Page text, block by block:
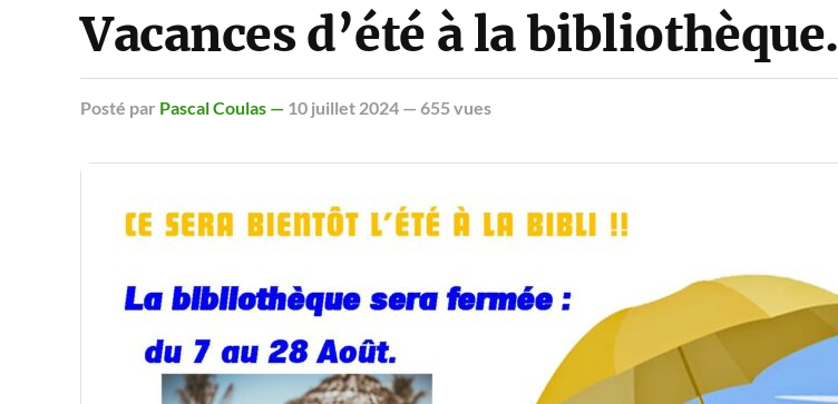
Vacances d’été à la bibliothèque.
Posté par Pascal Coulas — 10 juillet 2024 — 655 vues